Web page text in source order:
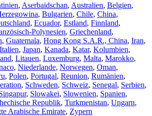
, Aserbaidschan, Australien, Belgien,
, Bulgarien, Chile, China,
, Ecuador, Estland, Finnland,
Polynesien, Griechenland,
, Guatemala, Hong Kong S.A.R., China, Iran,
Italien, Japan, Kanada, Katar, Kolumbien,
, Litauen, Luxemburg, Malta, Marokko,
, Niederlande, Norwegen, Oman,
, Polen, Portugal, Reunion, Rumänien,
, Schweden, Schweiz, Senegal, Serbien,
, Slowakei, Slowenien, Spanien,
Republik, Turkmenistan, Ungarn,
Arabische Emirate, Zypern